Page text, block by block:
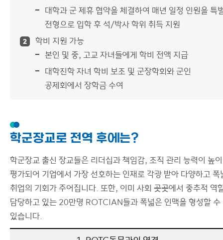
대학과 군 제휴 협약을 체결하여 매년 일정 인원을 특
전형으로 입학 후 석/박사 학위 취득 지원
2
학비 지원 가능
본인 및 중, 고교 자녀들에게 학비 전액 지급
대학진학 자녀 학비 보조 및 군장학회와 군인
공제회에서 장학금 수여
학군장교로 전역 후에는?
학군장교 출신 장교들은 리더십과 책임감, 조직 관리 능력이 높이
평가되어 기업에서 가장 선호하는 인재로 각광 받아 다양하고 폭
취업의 기회가 주어집니다. 또한, 이미 사회 곳곳에서 중추적 역
담당하고 있는 20만명 ROTCIAN들과 폭넓은 인맥을 형성할 수
있습니다.